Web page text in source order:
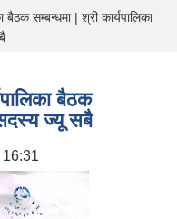
सम्बन्धमा | श्री कार्यपालिका
बैठक
सदस्य ज्यू सबै